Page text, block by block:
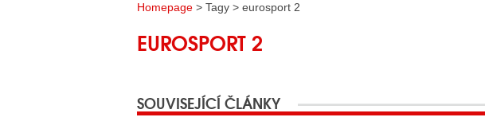
Homepage > Tagy > eurosport 2
EUROSPORT 2
SOUVISEJÍCÍ ČLÁNKY